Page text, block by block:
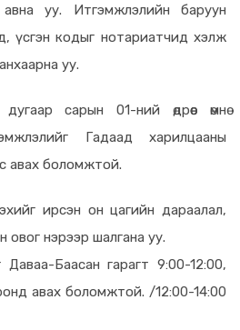
авна уу. Итгэмжлэлийн баруун
үсгэн кодыг нотариатчид хэлж
уу.
сарын 01-ний өдрөөс өмнө
Гадаад харилцааны
авах боломжтой.
ирсэн он цагийн дараалал,
овог нэрээр шалгана уу.
Баасан гарагт 9:00-12:00,
авах боломжтой. /12:00-14:00